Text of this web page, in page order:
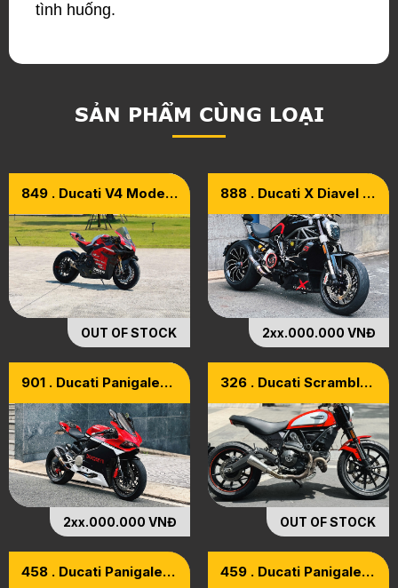
tình huống.
SẢN PHẨM CÙNG LOẠI
849 . Ducati V4 Model
Carbon Superleggera
OUT OF STOCK
888 . Ducati X Diavel S
2xx.000.000 VNĐ
901 . Ducati Panigale
2xx.000.000 VNĐ
326 . Ducati Scrambler
2018
OUT OF STOCK
458 . Ducati Panigale
459 . Ducati Panigale